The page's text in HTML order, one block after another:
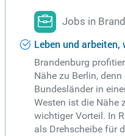
Jobs in
Leben und arbeiten,
Brandenburg
Nähe zu Berlin,
Bundesländer in
Westen ist die Nähe
wichtiger Vorteil. In
als Drehscheibe für